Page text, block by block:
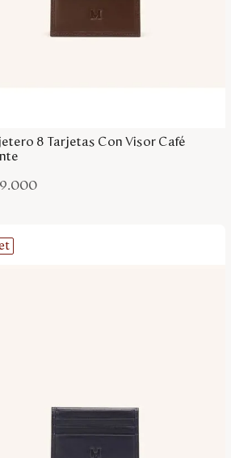
8 Tarjetas Con Visor Café
.000